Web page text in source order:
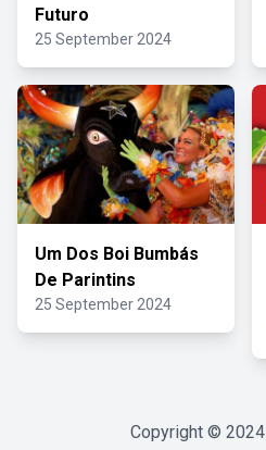
Futuro
25 September 2024
Um Dos Boi Bumbás
De Parintins
25 September 2024
Copyright © 2024